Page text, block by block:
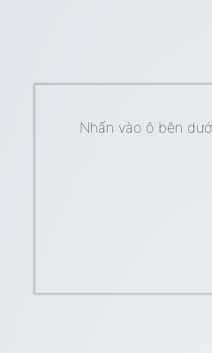
Nhấn vào ô bên